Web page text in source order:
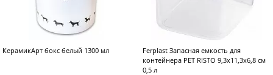
КерамикАрт бокс белый 1300 мл
Ferplast Запасная емкость для
контейнера PET RISTO 9,3х11,3х6,8 см
0,5 л